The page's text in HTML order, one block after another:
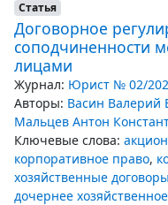
Статья
Договорное
соподчиненности
лицами
Журнал: Юрист № 02/
Авторы: Васин Валерий
Мальцев Антон
Ключевые слова:
корпоративное право,
хозяйственные договоры
дочернее